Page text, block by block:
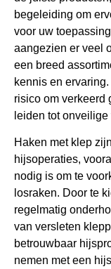
begeleiding om
voor uw
aangezien er veel
een breed
kennis en
risico om verkeerd
leiden tot
Haken met klep
hijsoperaties,
nodig is om te
losraken. Door te
regelmatig
van versleten
betrouwbaar
nemen met een